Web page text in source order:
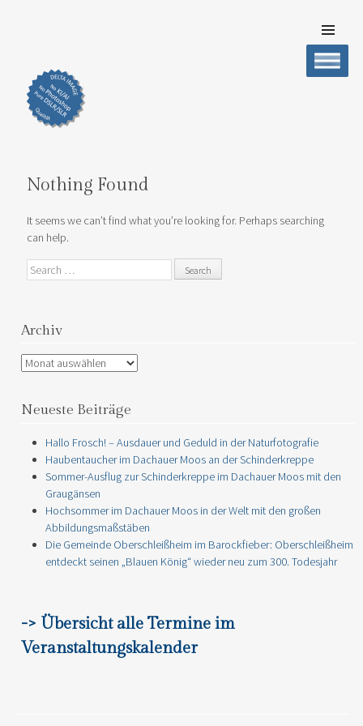
CONTENT
Nothing Found
It seems we can’t find what you’re looking for. Perhaps searching
can help.
Search
Archiv
Archiv
Neueste Beiträge
Hallo Frosch! – Ausdauer und Geduld in der Naturfotografie
Haubentaucher im Dachauer Moos an der Schinderkreppe
Sommer-Ausflug zur Schinderkreppe im Dachauer Moos mit den
Graugänsen
Hochsommer im Dachauer Moos in der Welt mit den großen
Abbildungsmaßstäben
Die Gemeinde Oberschleißheim im Barockfieber: Oberschleißheim
entdeckt seinen „Blauen König“ wieder neu zum 300. Todesjahr
-> Übersicht alle Termine im
Veranstaltungskalender